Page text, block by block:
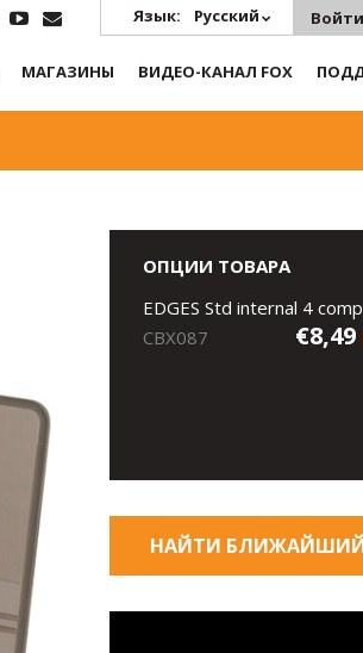
Язык: Русский Войти
МАГАЗИНЫ ВИДЕО-КАНАЛ FOX
ОПЦИИ ТОВАРА
EDGES Std internal 4
CBX087
€8,49
НАЙТИ